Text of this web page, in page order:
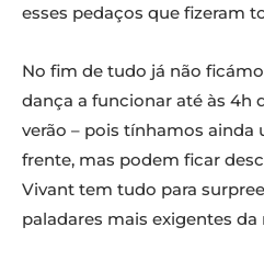
esses pedaços que fizeram
No fim de tudo já não
dança a funcionar até às 4h
verão – pois tínhamos ainda
frente, mas podem ficar
Vivant tem tudo para
paladares mais exigentes da